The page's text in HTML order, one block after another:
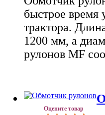
быстрое время
трактора.
1200 мм, а
рулонов MF
Оцените товар